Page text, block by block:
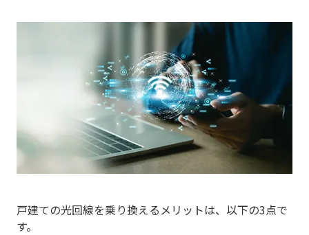
戸建ての光回線を乗り換えるメリットは、以下の3点で
す。